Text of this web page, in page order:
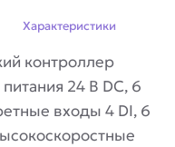
Характеристики
контроллер
24 В DС, 6
входы 4 DI, 6